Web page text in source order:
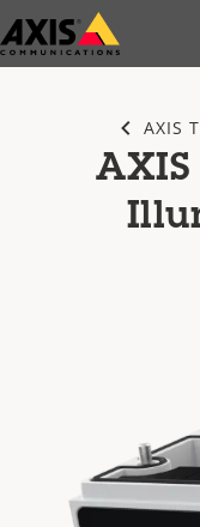
Pular
para
AXIS
AXIS